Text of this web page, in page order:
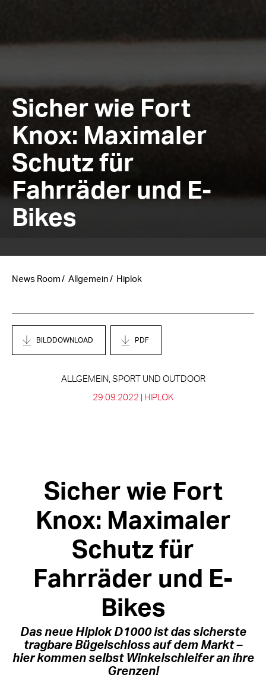
Sicher wie Fort
Knox: Maximaler
Schutz für
Fahrräder und E-
Bikes
News Room Allgemein Hiplok
BILDDOWNLOAD PDF
ALLGEMEIN, SPORT UND OUTDOOR
29.09.2022 | HIPLOK
Sicher wie Fort
Knox: Maximaler
Schutz für
Fahrräder und E-
Bikes
Das neue Hiplok D1000 ist das sicherste
tragbare Bügelschloss auf dem Markt –
hier kommen selbst Winkelschleifer an ihre
Grenzen!